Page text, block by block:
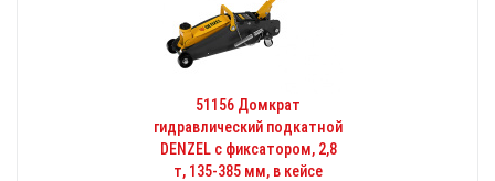
51156 Домкрат
гидравлический подкатной
DENZEL с фиксатором, 2,8
т, 135-385 мм, в кейсе